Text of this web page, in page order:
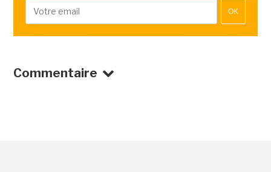
OK
Commentaire